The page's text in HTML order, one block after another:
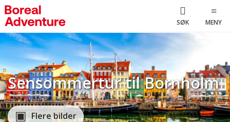
SØK MENY
Sensommertur til Bornholm
Flere bilder